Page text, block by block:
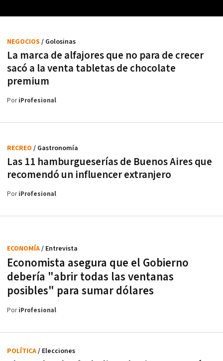
La marca de alfajores que no para de crecer
sacó a la venta tabletas de chocolate
premium
NEGOCIOS / Golosinas
PoriProfesional
Las 11 hamburgueserías de Buenos Aires que
recomendó un influencer extranjero
RECREO / Gastronomía
PoriProfesional
Economista asegura que el Gobierno
debería "abrir todas las ventanas
posibles" para sumar dólares
ECONOMÍA/ Entrevista
PoriProfesional
POLÍTICA/ Elecciones